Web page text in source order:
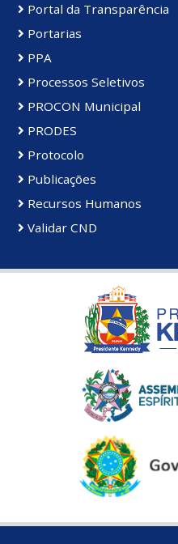
Portal da Transparência
Portarias
PPA
Processos Seletivos
PROCON Municipal
PRODES
Protocolo
Publicações
Recursos Humanos
Validar CND